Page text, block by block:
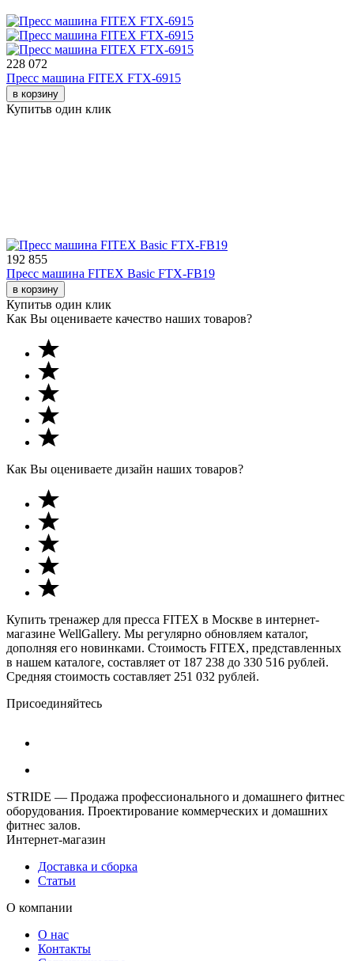
228 072
Пресс машина FITEX FTX-6915
в корзину
Купитьв один клик
192 855
Пресс машина FITEX Basic FTX-FB19
в корзину
Купитьв один клик
Как Вы оцениваете качество наших товаров?
Как Вы оцениваете дизайн наших товаров?
Купить тренажер для пресса FITEX в Москве в интернет-
магазине WellGallery. Мы регулярно обновляем каталог,
дополняя его новинками. Стоимость FITEX, представленных
в нашем каталоге, составляет от 187 238 до 330 516 рублей.
Средняя стоимость составляет 251 032 рублей.
Присоединяйтесь
STRIDE — Продажа профессионального и домашнего фитнес
оборудования. Проектирование коммерческих и домашних
фитнес залов.
Интернет-магазин
Доставка и сборка
Статьи
О компании
О нас
Контакты